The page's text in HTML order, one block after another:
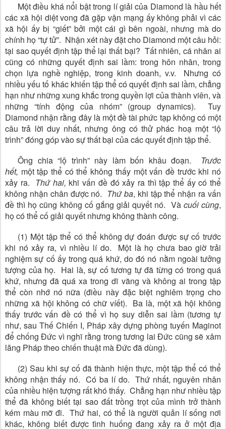
Một điều khá nổi bật trong lí giải của Diamond là hầu hết
các xã hội diệt vong đã gặp vận mạng ấy không phải vì các
xã hội ấy bị “giết” bởi một cái gì bên ngoài, nhưng mà do
chính họ “tự tử”. Nhận xét này đặt cho Diamond một câu hỏi:
tại sao quyết định tập thể lại thất bại? Tất nhiên, cá nhân ai
cũng có những quyết định sai lầm: trong hôn nhân, trong
chọn lựa nghề nghiệp, trong kinh doanh, v.v. Nhưng có
nhiều yếu tố khác khiến tập thể có quyết định sai lầm, chẳng
hạn như những xung khắc trong quyền lợi của thành viên, và
những “tính động của nhóm” (group dynamics). Tuy
Diamond nhận rằng đây là một đề tài phức tạp không có một
câu trả lời duy nhất, nhưng ông có thử phác hoạ một “lộ
trình” đóng góp vào sự thất bại của các quyết định tập thể.
Ông chia “lộ trình” này làm bốn khâu đoạn. Trước
hết, một tập thể có thể không thấy một vấn đề trước khi nó
xảy ra. Thứ hai, khi vấn đề đó xảy ra thì tập thể ấy có thể
không nhận chân được nó. Thứ ba, khi tập thể nhận ra vấn
đề thì họ cũng không cố gắng giải quyết nó. Và cuối cùng,
họ có thể cố giải quyết nhưng không thành công.
(1) Một tập thể có thể không dự đoán được sự cố trước
khi nó xảy ra, vì nhiều lí do. Một là họ chưa bao giờ trải
nghiệm sự cố ấy trong quá khứ, do đó nó nằm ngoài tưởng
tượng của họ. Hai là, sự cố tương tự đã từng có trong quá
khứ, nhưng đã quá xa trong dĩ vãng và không ai trong tập
thể còn nhớ nó nữa (điều này đặc biệt nghiêm trọng cho
những xã hội không có chữ víết). Ba là, một xã hội không
thấy trước vấn đề có thể vì họ suy diễn sai lầm (tương tự
như, sau Thế Chiến I, Pháp xây dựng phòng tuyến Maginot
để chống Đức vì nghĩ rằng trong tương lai Đức cũng sẽ xâm
lăng Pháp theo chiến thuật mà Đức đã dùng).
(2) Sau khi sự cố đã thành hiện thực, một tập thể có thể
không nhận thấy nó. Có ba lí do. Thứ nhất, nguyên nhân
của nhiều hiện tượng rất khó thấy. Chẳng hạn như nhiều tập
thể đã không biết tại sao đất trồng trọt của mình trở thành
kém màu mỡ đi. Thứ hai, có thể là người quản lí sống nơi
khác, không biết được tình huống đang xảy ra ở một địa